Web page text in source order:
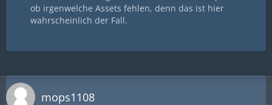
ob irgenwelche Assets fehlen, denn das ist hier
wahrscheinlich der Fall.
mops1108